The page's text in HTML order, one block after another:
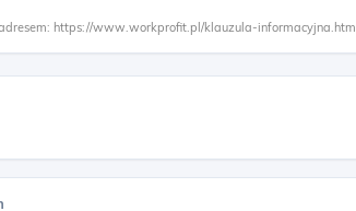
https://www.workprofit.pl/klauzula-informacyjna.html